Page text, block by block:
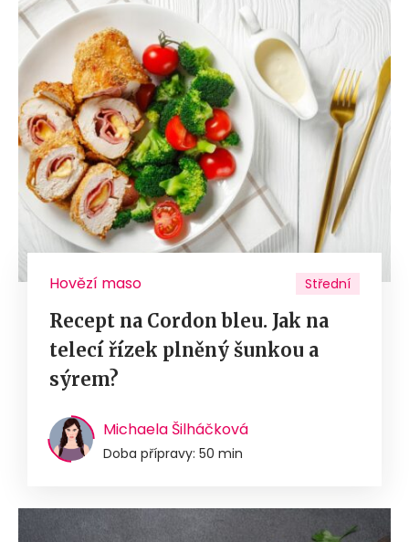
Hovězí maso Střední
Recept na Cordon bleu. Jak na
telecí řízek plněný šunkou a
sýrem?
Michaela Šilháčková
Doba přípravy: 50 min